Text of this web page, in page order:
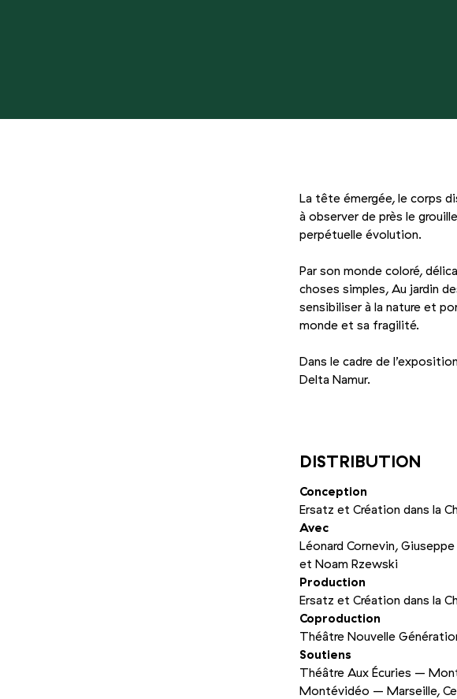
La tête émergée, le corps
à observer de près le
perpétuelle évolution.
Par son monde coloré,
choses simples, Au jardin
sensibiliser à la nature et
monde et sa fragilité.
Dans le cadre de
Delta Namur.
DISTRIBUTION
Conception
Ersatz et Création dans la
Avec
Léonard Cornevin,
et Noam Rzewski
Production
Ersatz et Création dans la
Coproduction
Théâtre Nouvelle
Soutiens
Théâtre Aux Écuries –
Montévidéo – Marseille,